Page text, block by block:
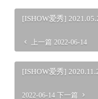
[ISHOW爱秀]
上一篇 2022-06-14
[ISHOW爱秀]
2022-06-14 下一篇